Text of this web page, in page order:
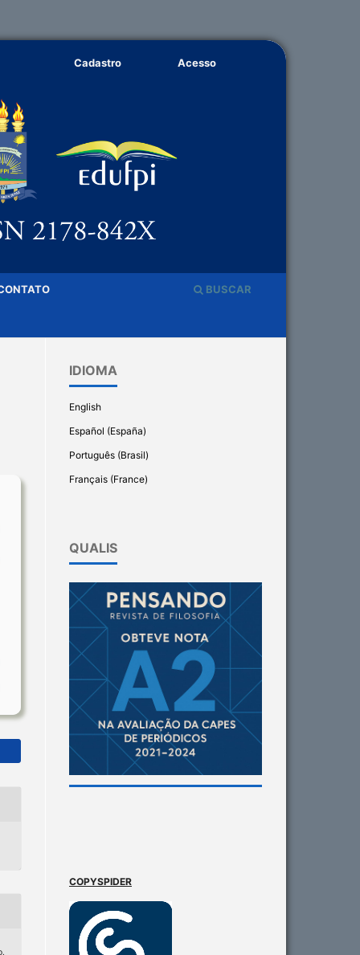
BUSCAR
Cadastro Acesso
IDIOMA
English
Español (España)
Português (Brasil)
Français (France)
QUALIS
COPYSPIDER